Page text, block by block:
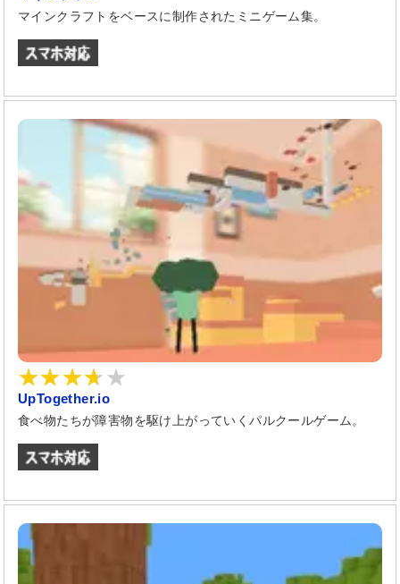
マインクラフトをベースに制作されたミニゲーム集。
UpTogether.io
食べ物たちが障害物を駆け上がっていくパルクールゲーム。